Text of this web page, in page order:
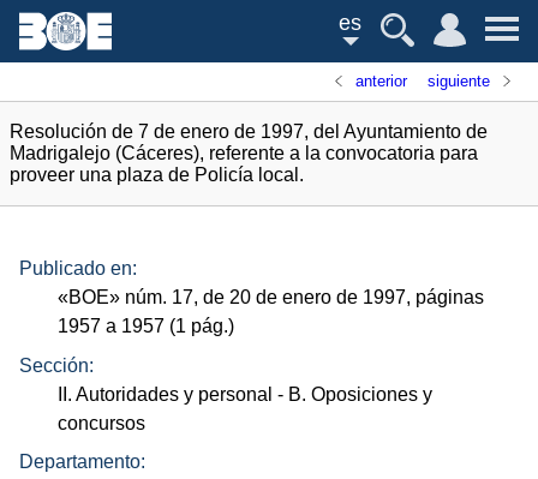
es
anterior siguiente
Resolución de 7 de enero de 1997, del Ayuntamiento de
Madrigalejo (Cáceres), referente a la convocatoria para
proveer una plaza de Policía local.
Publicado en:
«BOE» núm. 17, de 20 de enero de 1997, páginas
1957 a 1957 (1 pág.)
Sección:
II. Autoridades y personal - B. Oposiciones y
concursos
Departamento: